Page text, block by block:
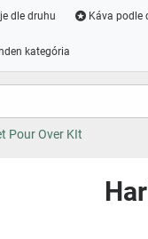
dle druhu Káva podle
kategória
Pour Over KIt